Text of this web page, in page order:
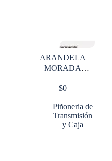
ARANDELA
MORADA
AJUSTE
14715 149
$0
Piñoneria de
Transmisión
y Caja